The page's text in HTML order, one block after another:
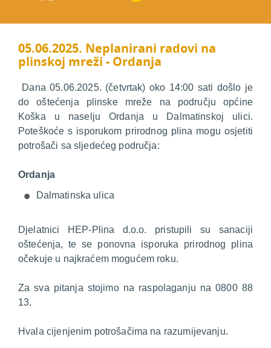
05.06.2025. Neplanirani radovi na
plinskoj mreži - Ordanja
Dana 05.06.2025. (četvrtak) oko 14:00 sati došlo je
do oštećenja plinske mreže na području općine
Koška u naselju Ordanja u Dalmatinskoj ulici.
Poteškoće s isporukom prirodnog plina mogu osjetiti
potrošači sa sljedećeg područja:
Ordanja
Dalmatinska ulica
Djelatnici HEP-Plina d.o.o. pristupili su sanaciji
oštećenja, te se ponovna isporuka prirodnog plina
očekuje u najkraćem mogućem roku.
Za sva pitanja stojimo na raspolaganju na 0800 88
13.
Hvala cijenjenim potrošačima na razumijevanju.